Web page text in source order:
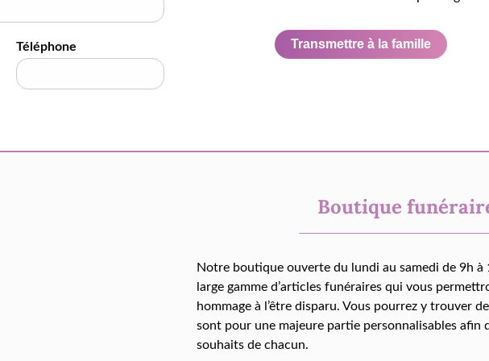
Téléphone Transmettre à la famille
Boutique
Notre boutique ouverte du lundi au samedi de 9h à
large gamme d’articles funéraires qui vous
hommage à l’être disparu. Vous pourrez y trouver
sont pour une majeure partie personnalisables afin
souhaits de chacun.